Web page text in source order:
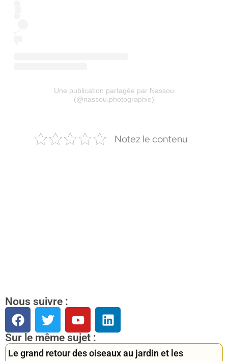
Une publication partagée par Nassou
(@nassou.photographie)
Notez le contenu
Nous suivre :
Sur le même sujet :
Le grand retour des oiseaux au jardin et les